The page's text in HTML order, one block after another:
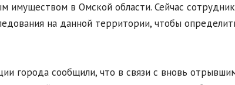
имуществом в Омской области. Сейчас
на данной территории, чтобы
города сообщили, что в связи с вновь